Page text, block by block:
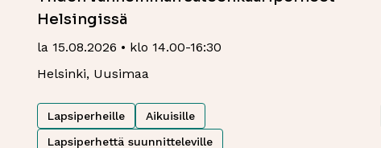
Helsingissä
la 15.08.2026 • klo 14.00-16:30
Helsinki, Uusimaa
Lapsiperheille
Aikuisille
Lapsiperhettä suunnitteleville